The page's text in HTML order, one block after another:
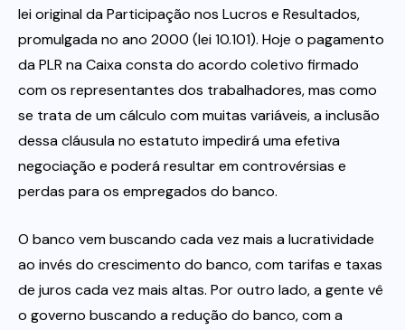
lei original da Participação nos Lucros e Resultados,
promulgada no ano 2000 (lei 10.101). Hoje o pagamento
da PLR na Caixa consta do acordo coletivo firmado
com os representantes dos trabalhadores, mas como
se trata de um cálculo com muitas variáveis, a inclusão
dessa cláusula no estatuto impedirá uma efetiva
negociação e poderá resultar em controvérsias e
perdas para os empregados do banco.
O banco vem buscando cada vez mais a lucratividade
ao invés do crescimento do banco, com tarifas e taxas
de juros cada vez mais altas. Por outro lado, a gente vê
o governo buscando a redução do banco, com a